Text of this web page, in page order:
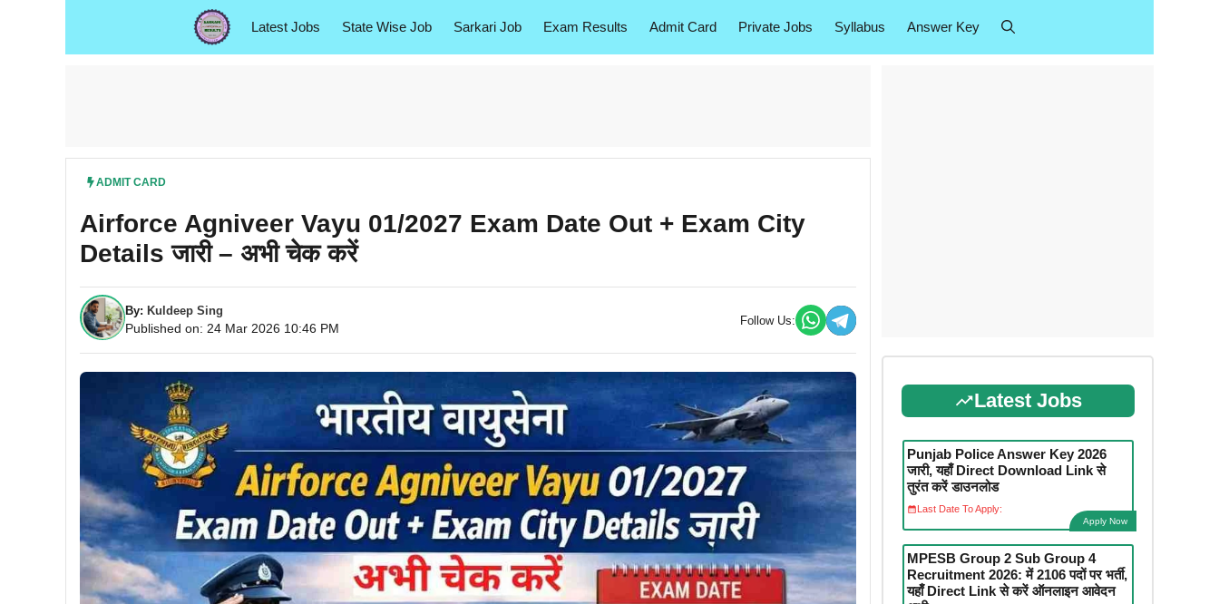
Latest Jobs State Wise Job Sarkari Job Exam Results Admit Card Private Jobs Syllabus Answer Key
ADMIT CARD
Airforce Agniveer Vayu 01/2027 Exam Date Out + Exam City
Details जारी – अभी चेक करें
By: Kuldeep Sing
Published on: 24 Mar 2026 10:46 PM
Follow Us:
Latest Jobs
Punjab Police Answer Key 2026
जारी, यहाँ Direct Download Link से
तुरंत करें डाउनलोड
Last Date To Apply:
Apply Now
MPESB Group 2 Sub Group 4
Recruitment 2026: में 2106 पदों पर भर्ती,
यहाँ Direct Link से करें ऑनलाइन आवेदन